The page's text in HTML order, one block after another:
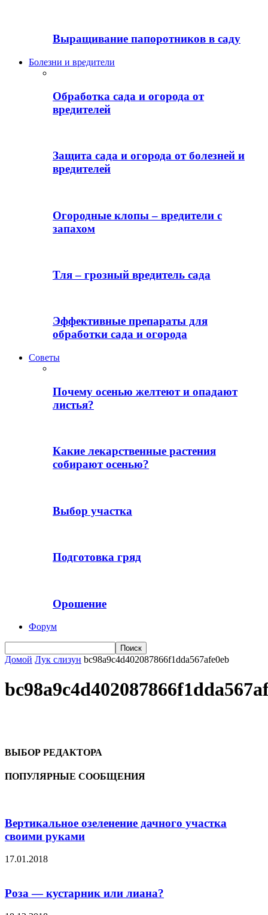
Выращивание папоротников в саду
Болезни и вредители
Обработка сада и огорода от
вредителей
Защита сада и огорода от болезней и
вредителей
Огородные клопы – вредители с
запахом
Тля – грозный вредитель сада
Эффективные препараты для
обработки сада и огорода
Советы
Почему осенью желтеют и опадают
листья?
Какие лекарственные растения
собирают осенью?
Выбор участка
Подготовка гряд
Орошение
Форум
Домой Лук слизун bc98a9c4d402087866f1dda567afe0eb
ВЫБОР РЕДАКТОРА
ПОПУЛЯРНЫЕ СООБЩЕНИЯ
Вертикальное озеленение дачного участка
своими руками
17.01.2018
Роза — кустарник или лиана?